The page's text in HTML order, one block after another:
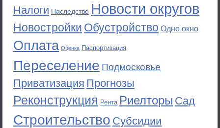
Налоги Наследство Новости округов
Новостройки Обустройство Одно окно
Оплата Оценка Паспортизация
Переселение Подмосковье
Приватизация Прогнозы
Реконструкция Рента Риелторы Сад
Строительство Субсидии